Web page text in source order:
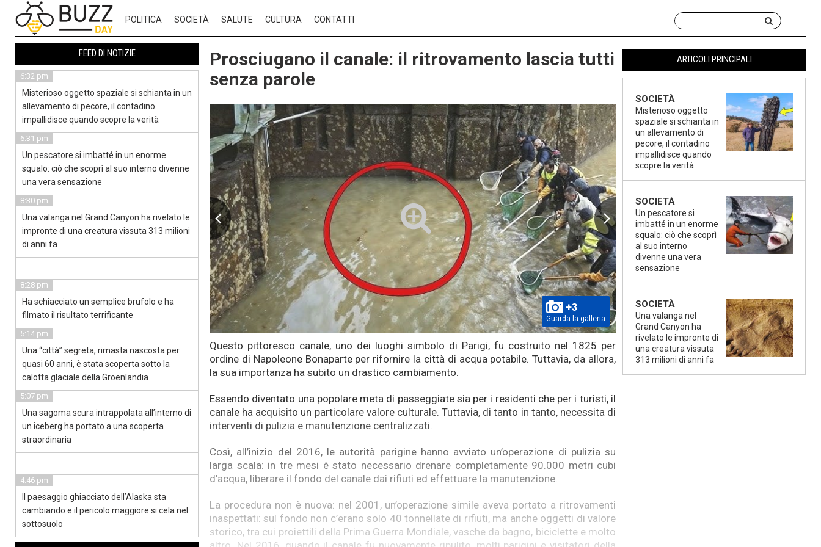
POLITICA SOCIETÀ SALUTE CULTURA CONTATTI
Prosciugano il canale: il ritrovamento lascia tutti
senza parole
+3
Guarda la galleria
Questo pittoresco canale, uno dei luoghi simbolo di Parigi, fu costruito nel 1825 per
ordine di Napoleone Bonaparte per rifornire la città di acqua potabile. Tuttavia, da allora,
la sua importanza ha subito un drastico cambiamento.
Essendo diventato una popolare meta di passeggiate sia per i residenti che per i turisti, il
canale ha acquisito un particolare valore culturale. Tuttavia, di tanto in tanto, necessita di
interventi di pulizia e manutenzione centralizzati.
Così, all’inizio del 2016, le autorità parigine hanno avviato un’operazione di pulizia su
larga scala: in tre mesi è stato necessario drenare completamente 90.000 metri cubi
d’acqua, liberare il fondo del canale dai rifiuti ed effettuare la manutenzione.
La procedura non è nuova: nel 2001, un’operazione simile aveva portato a ritrovamenti
inaspettati: sul fondo non c’erano solo 40 tonnellate di rifiuti, ma anche oggetti di valore
storico, tra cui proiettili della Prima Guerra Mondiale, vasche da bagno, biciclette e molto
ARTICOLI PRINCIPALI
SOCIETÀ
Misterioso oggetto
spaziale si schianta in
un allevamento di
pecore, il contadino
impallidisce quando
scopre la verità
SOCIETÀ
Un pescatore si
imbatté in un enorme
squalo: ciò che scoprì
al suo interno
divenne una vera
sensazione
SOCIETÀ
Una valanga nel
Grand Canyon ha
rivelato le impronte di
una creatura vissuta
313 milioni di anni fa
FEED DI NOTIZIE
6:32 pm
Misterioso oggetto spaziale si schianta in un
allevamento di pecore, il contadino
impallidisce quando scopre la verità
6:31 pm
Un pescatore si imbatté in un enorme
squalo: ciò che scoprì al suo interno divenne
una vera sensazione
8:30 pm
Una valanga nel Grand Canyon ha rivelato le
impronte di una creatura vissuta 313 milioni
di anni fa
8:28 pm
Ha schiacciato un semplice brufolo e ha
filmato il risultato terrificante
5:14 pm
Una “città” segreta, rimasta nascosta per
quasi 60 anni, è stata scoperta sotto la
calotta glaciale della Groenlandia
5:07 pm
Una sagoma scura intrappolata all’interno di
un iceberg ha portato a una scoperta
straordinaria
4:46 pm
Il paesaggio ghiacciato dell’Alaska sta
cambiando e il pericolo maggiore si cela nel
sottosuolo